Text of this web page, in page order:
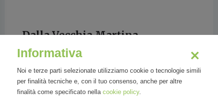
Dalla Vecchia Martina
eCommerce. Social Media. Business
Networking.
Informativa
Noi e terze parti selezionate utilizziamo cookie o tecnologie simili
per finalità tecniche e, con il tuo consenso, anche per altre
finalità come specificato nella cookie policy.